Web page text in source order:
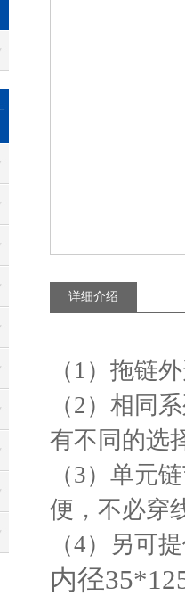
详细介绍
（1）拖链
（2）相同
有不同的选
（3）单元
便，不必穿
（4）另可
内径